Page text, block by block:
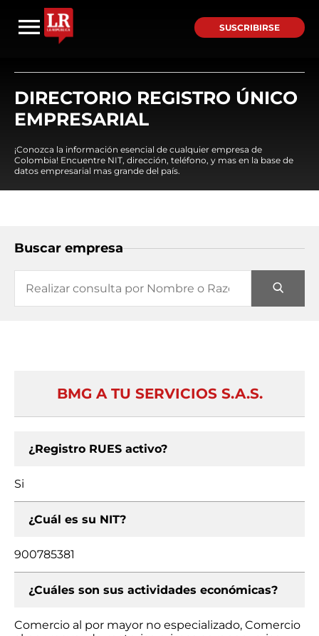
SUSCRIBIRSE
DIRECTORIO REGISTRO ÚNICO
EMPRESARIAL
¡Conozca la información esencial de cualquier empresa de
Colombia! Encuentre NIT, dirección, teléfono, y mas en la base de
datos empresarial mas grande del país.
Buscar empresa
BMG A TU SERVICIOS S.A.S.
¿Registro RUES activo?
Si
¿Cuál es su NIT?
900785381
¿Cuáles son sus actividades económicas?
Comercio al por mayor no especializado, Comercio